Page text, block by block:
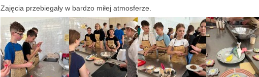
Zajęcia przebiegały w bardzo miłej atmosferze.